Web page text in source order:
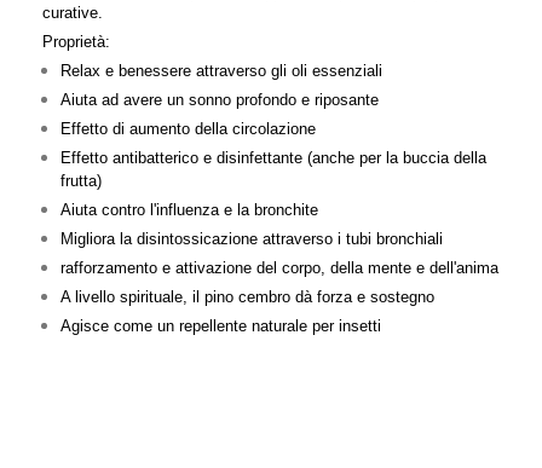
curative.
Proprietà:
Relax e benessere attraverso gli oli essenziali
Aiuta ad avere un sonno profondo e riposante
Effetto di aumento della circolazione
Effetto antibatterico e disinfettante (anche per la buccia della
frutta)
Aiuta contro l'influenza e la bronchite
Migliora la disintossicazione attraverso i tubi bronchiali
rafforzamento e attivazione del corpo, della mente e dell'anima
A livello spirituale, il pino cembro dà forza e sostegno
Agisce come un repellente naturale per insetti